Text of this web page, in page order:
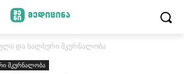
და ხალხური მკურნალობა
მკურნალობა